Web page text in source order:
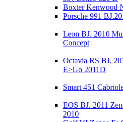
Boxter Kenwood
Porsche 991
Leon BJ. 2010
Concept
Octavia RS BJ.
E>Go 2011D
Smart 451
EOS BJ. 2011
2010